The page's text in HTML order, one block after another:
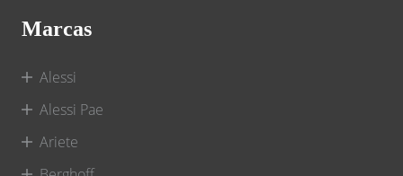
Marcas
Alessi
Alessi Pae
Ariete